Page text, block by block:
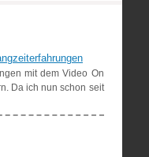
mit dem Video On
Da ich nun schon seit